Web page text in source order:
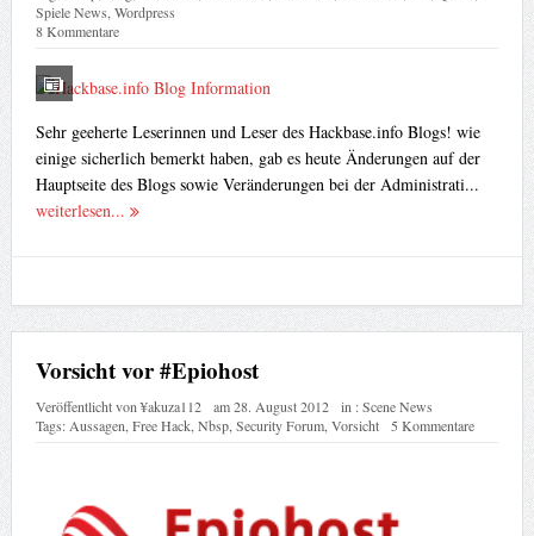
Spiele News,Wordpress
8 Kommentare
Sehr geeherte Leserinnen und Leser des Hackbase.info Blogs! wie
einige sicherlich bemerkt haben, gab es heute Änderungen auf der
Hauptseite des Blogs sowie Veränderungen bei der Administrati...
weiterlesen...
Vorsicht vor #Epiohost
Veröffentlicht von¥akuza112 am28. August 2012 in :Scene News
Tags: Aussagen Free Hack, Nbsp, Security Forum, Vorsicht 5 Kommentare